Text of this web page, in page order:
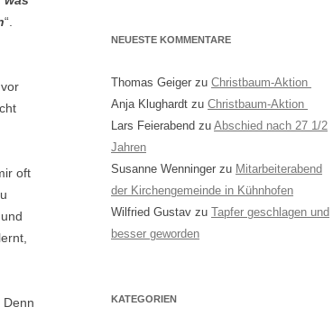
“.
oft
NEUESTE KOMMENTARE
Thomas Geiger zu Christbaum-Aktion
Anja Klughardt zu Christbaum-Aktion
Lars Feierabend zu Abschied nach 27 1/2
Jahren
Susanne Wenninger zu Mitarbeiterabend
der Kirchengemeinde in Kühnhofen
Wilfried Gustav zu Tapfer geschlagen und
besser geworden
KATEGORIEN